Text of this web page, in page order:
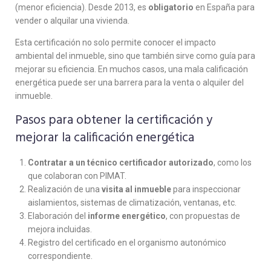
(menor eficiencia). Desde 2013, es obligatorio en España para
vender o alquilar una vivienda.
Esta certificación no solo permite conocer el impacto
ambiental del inmueble, sino que también sirve como guía para
mejorar su eficiencia. En muchos casos, una mala calificación
energética puede ser una barrera para la venta o alquiler del
inmueble.
Pasos para obtener la certificación y
mejorar la calificación energética
Contratar a un técnico certificador autorizado, como los
que colaboran con PIMAT.
Realización de una visita al inmueblepara inspeccionar
aislamientos, sistemas de climatización, ventanas, etc.
Elaboración del informe energético, con propuestas de
mejora incluidas.
Registro del certificado en el organismo autonómico
correspondiente.